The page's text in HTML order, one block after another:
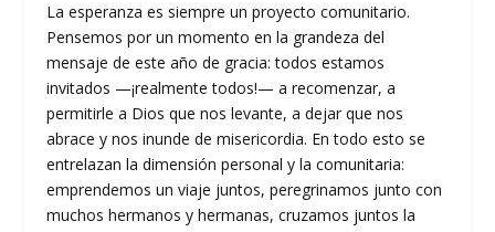
La esperanza es siempre un proyecto comunitario.
Pensemos por un momento en la grandeza del
mensaje de este año de gracia: todos estamos
invitados —¡realmente todos!— a recomenzar, a
permitirle a Dios que nos levante, a dejar que nos
abrace y nos inunde de misericordia. En todo esto se
entrelazan la dimensión personal y la comunitaria:
emprendemos un viaje juntos, peregrinamos junto con
muchos hermanos y hermanas, cruzamos juntos la